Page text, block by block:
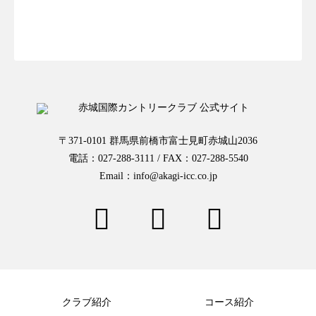
〒371-0101 群馬県前橋市富士見町赤城山2036
電話：027-288-3111 / FAX：027-288-5540
Email：info@akagi-icc.co.jp
クラブ紹介 コース紹介